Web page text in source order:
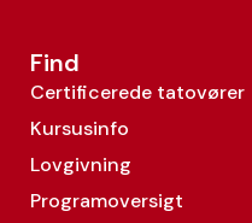
Find
Certificerede tatovører
Kursusinfo
Lovgivning
Programoversigt